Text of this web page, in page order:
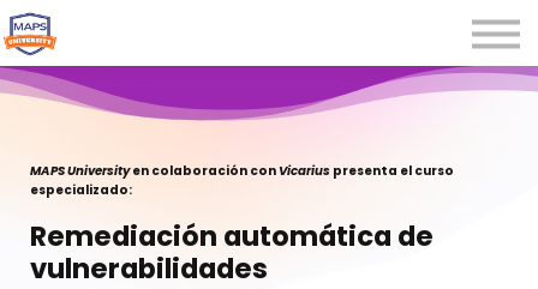
Seminarios
Webinars
Iniciar sesión
Registrarse
MAPS Universityen colaboración con Vicarius presenta el curso
especializado:
Remediación automática de
vulnerabilidades